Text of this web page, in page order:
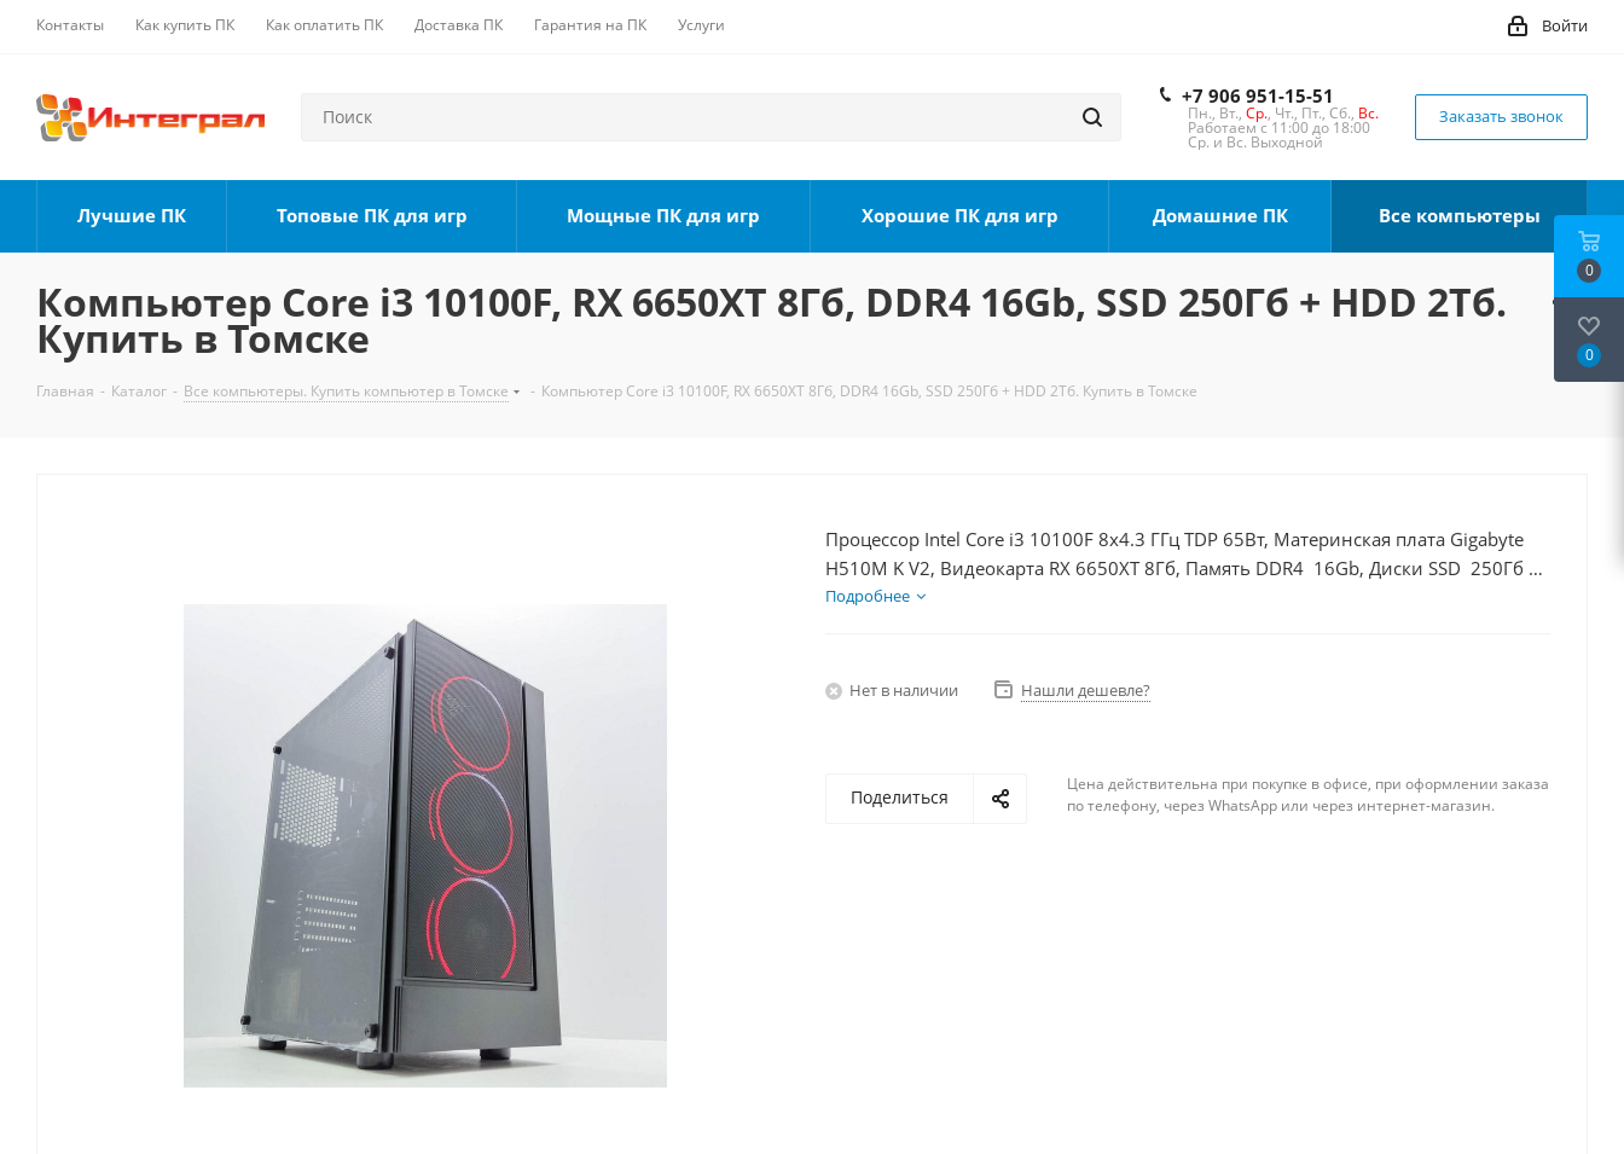
Контакты Как купить ПК Как оплатить ПК Доставка ПК Гарантия на ПК Услуги Войти
+7 906 951-15-51
Пн., Вт., Ср., Чт., Пт., Сб., Вс.
Работаем с 11:00 до 18:00
Ср. и Вс. Выходной
Заказать звонок
Лучшие ПК Топовые ПК для игр Мощные ПК для игр Хорошие ПК для игр Домашние ПК Все компьютеры
Компьютер Core i3 10100F, RX 6650XT 8Гб, DDR4 16Gb, SSD 250Гб + HDD 2Тб.
Купить в Томске
Главная - Каталог - Все компьютеры. Купить компьютер в Томске - Компьютер Core i3 10100F, RX 6650XT 8Гб, DDR4 16Gb, SSD 250Гб + HDD 2Тб. Купить в Томске
Процессор Intel Core i3 10100F 8x4.3 ГГц TDP 65Вт, Материнская плата Gigabyte
H510M K V2, Видеокарта RX 6650XT 8Гб, Память DDR4 16Gb, Диски SSD 250Гб +
HDD 2Тб, БП 500Вт
Подробнее
Нет в наличии Нашли дешевле?
Поделиться
Цена действительна при покупке в офисе, при оформлении заказа
по телефону, через WhatsApp или через интернет-магазин.
0
0